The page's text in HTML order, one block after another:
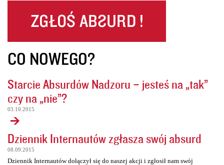
CO NOWEGO?
Starcie Absurdów Nadzoru – jesteś na „tak”
czy na „nie”?
03.10.2015
Dziennik Internautów zgłasza swój absurd
08.09.2015
Dziennik Internautów dołączył się do naszej akcji i zgłosił nam swój